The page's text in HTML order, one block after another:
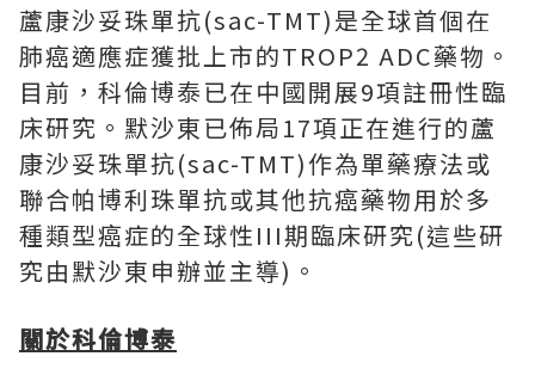
蘆康沙妥珠單抗(sac-TMT)是全球首個在
肺癌適應症獲批上市的TROP2 ADC藥物。
目前，科倫博泰已在中國開展9項註冊性臨
床研究。默沙東已佈局17項正在進行的蘆
康沙妥珠單抗(sac-TMT)作為單藥療法或
聯合帕博利珠單抗或其他抗癌藥物用於多
種類型癌症的全球性III期臨床研究(這些研
究由默沙東申辦並主導)。
關於科倫博泰